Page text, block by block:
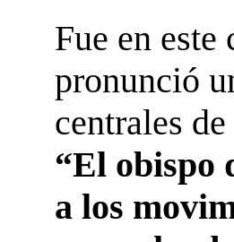
Fue en este
pronunció
centrales
“El obispo
a los